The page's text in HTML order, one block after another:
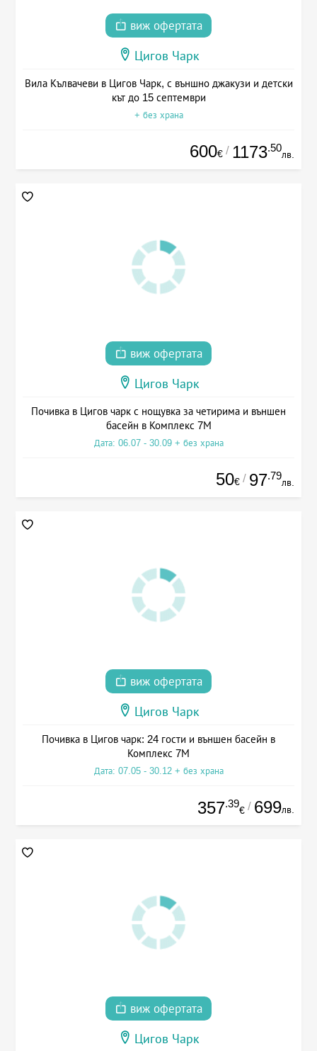
виж офертата
Цигов Чарк
Вила Кълвачеви в Цигов Чарк, с външно джакузи и детски
кът до 15 септември
+ без храна
600€ / 1173.50
лв.
виж офертата
Цигов Чарк
Почивка в Цигов чарк с нощувка за четирима и външен
басейн в Комплекс 7М
Дата: 06.07 - 30.09 + без храна
50€ / 97.79
лв.
виж офертата
Цигов Чарк
Почивка в Цигов чарк: 24 гости и външен басейн в
Комплекс 7М
Дата: 07.05 - 30.12 + без храна
357.39
€ / 699лв.
виж офертата
Цигов Чарк